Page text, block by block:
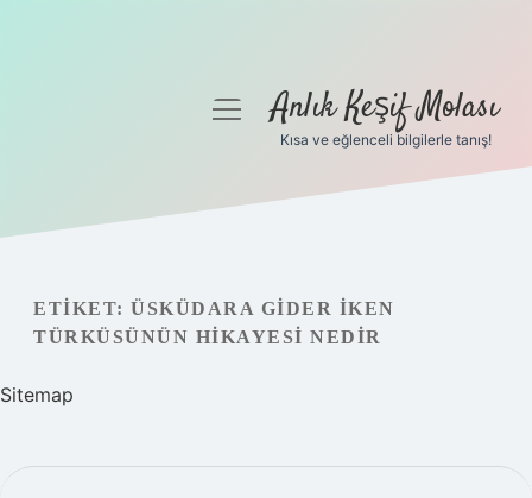
Gizlilik Politikası
Hakkımızda
menüyüAnlık Keşif Molası
Kısa ve eğlenceli bilgilerle tanış!
ETIKET: ÜSKÜDARA GIDER IKEN
TÜRKÜSÜNÜN HIKAYESI NEDIR
Sitemap